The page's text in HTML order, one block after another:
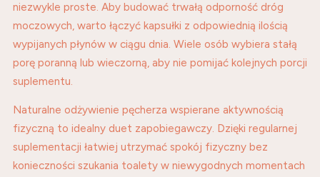
niezwykle proste. Aby budować trwałą odporność dróg
moczowych, warto łączyć kapsułki z odpowiednią ilością
wypijanych płynów w ciągu dnia. Wiele osób wybiera stałą
porę poranną lub wieczorną, aby nie pomijać kolejnych porcji
suplementu.
Naturalne odżywienie pęcherza wspierane aktywnością
fizyczną to idealny duet zapobiegawczy. Dzięki regularnej
suplementacji łatwiej utrzymać spokój fizyczny bez
konieczności szukania toalety w niewygodnych momentach